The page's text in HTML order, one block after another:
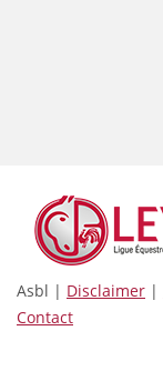
Asbl | Disclaimer |
Contact